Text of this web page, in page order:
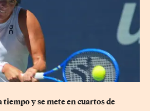
tiempo y se mete en cuartos de